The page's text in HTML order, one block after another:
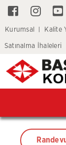
Kurumsal Kalite
Satınalma İhaleleri